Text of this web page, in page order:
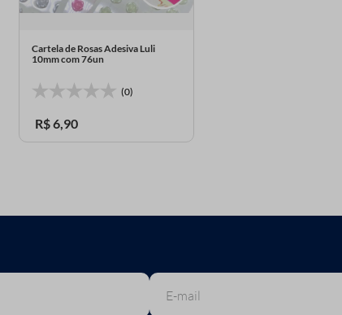
Cartela de Rosas Adesiva Luli
10mm com 76un
(0)
R$6,90